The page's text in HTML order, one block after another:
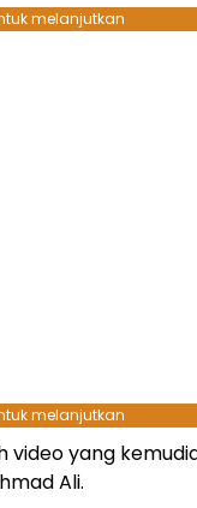
melanjutkan
melanjutkan
video yang
Ali.